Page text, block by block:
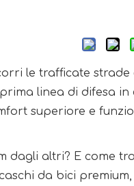
le trafficate
linea di difesa
superiore e
dagli altri? E come
da bici